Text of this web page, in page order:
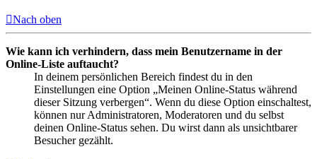
Nach oben
Wie kann ich verhindern, dass mein Benutzername in der
Online-Liste auftaucht?
In deinem persönlichen Bereich findest du in den
Einstellungen eine Option „Meinen Online-Status während
dieser Sitzung verbergen“. Wenn du diese Option einschaltest,
können nur Administratoren, Moderatoren und du selbst
deinen Online-Status sehen. Du wirst dann als unsichtbarer
Besucher gezählt.